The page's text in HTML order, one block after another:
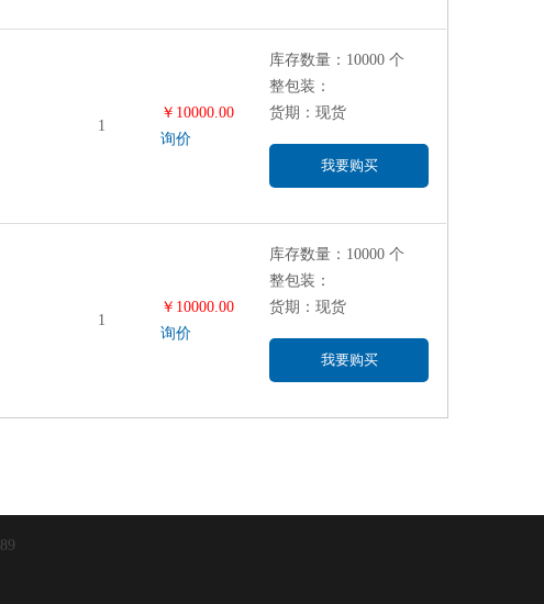
1
￥10000.00
询价
库存数量：10000 个
整包装：
货期：现货
我要购买
1
￥10000.00
询价
库存数量：10000 个
整包装：
货期：现货
我要购买
89